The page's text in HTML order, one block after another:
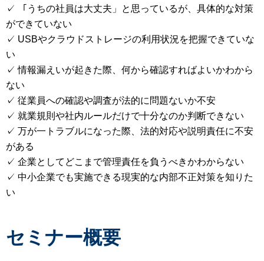
✓ 「うちの社員は大丈夫」と思っているが、具体的な対策
ができていない
✓ USBやクラウドストレージの利用状況を把握できていな
い
✓ 情報漏えいが起きた際、何から確認すればよいかわから
ない
✓ 従業員への確認や調査が法的に問題ないか不安
✓ 就業規則や社内ルールだけで十分なのか判断できない
✓ 万が一トラブルになった際、法的対応や説明責任に不安
がある
✓ 企業としてどこまで管理責任を負うべきかわからない
✓ 中小企業でも実施できる現実的な内部不正対策を知りた
い
セミナー概要